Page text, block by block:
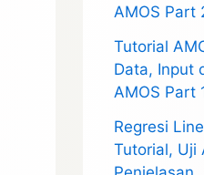
AMOS Part
Tutorial
Data, Input
AMOS Part
Regresi
Tutorial, Uji